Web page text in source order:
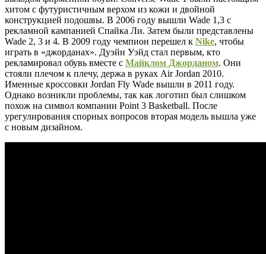
хитом с футуристичным верхом из кожи и двойной
конструкцией подошвы. В 2006 году вышли Wade 1,3 с
рекламной кампанией Спайка Ли. Затем были представлены
Wade 2, 3 и 4. В 2009 году чемпион перешел к Nike, чтобы
играть в «джорданах». Дуэйн Уэйд стал первым, кто
рекламировал обувь вместе с Майклом Джорданом. Они
стояли плечом к плечу, держа в руках Air Jordan 2010.
Именные кроссовки Jordan Fly Wade вышли в 2011 году.
Однако возникли проблемы, так как логотип был слишком
похож на символ компании Point 3 Basketball. После
урегулирования спорных вопросов вторая модель вышла уже
с новым дизайном.